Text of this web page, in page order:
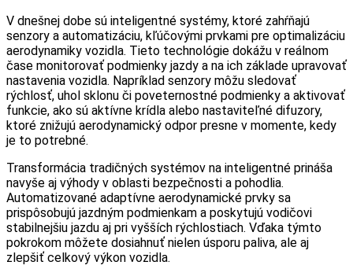
V dnešnej dobe sú inteligentné systémy, ktoré zahŕňajú
senzory a automatizáciu, kľúčovými prvkami pre optimalizáciu
aerodynamiky vozidla. Tieto technológie dokážu v reálnom
čase monitorovať podmienky jazdy a na ich základe upravovať
nastavenia vozidla. Napríklad senzory môžu sledovať
rýchlosť, uhol sklonu či poveternostné podmienky a aktivovať
funkcie, ako sú aktívne krídla alebo nastaviteľné difuzory,
ktoré znižujú aerodynamický odpor presne v momente, kedy
je to potrebné.
Transformácia tradičných systémov na inteligentné prináša
navyše aj výhody v oblasti bezpečnosti a pohodlia.
Automatizované adaptívne aerodynamické prvky sa
prispôsobujú jazdným podmienkam a poskytujú vodičovi
stabilnejšiu jazdu aj pri vyšších rýchlostiach. Vďaka týmto
pokrokom môžete dosiahnuť nielen úsporu paliva, ale aj
zlepšiť celkový výkon vozidla.